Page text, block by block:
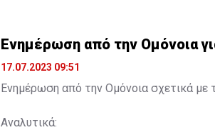
Ενημέρωση από την Ομόνοια
17.07.2023 09:51
Ενημέρωση από την Ομόνοια σχετικά με
Αναλυτικά: